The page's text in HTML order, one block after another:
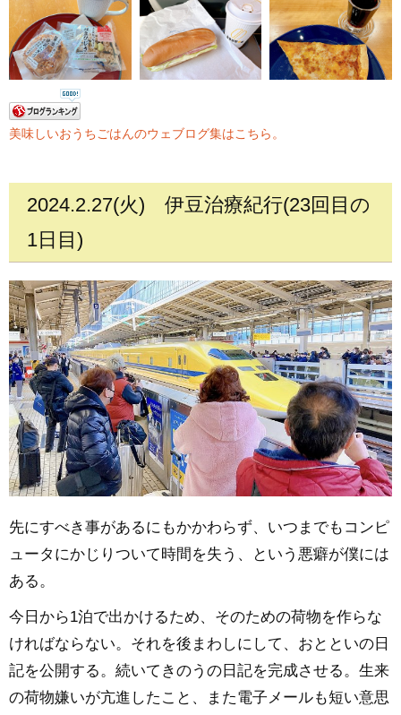
美味しいおうちごはんのウェブログ集はこちら。
2024.2.27(火) 伊豆治療紀行(23回目の
1日目)
先にすべき事があるにもかかわらず、いつまでもコンピ
ュータにかじりついて時間を失う、という悪癖が僕には
ある。
今日から1泊で出かけるため、そのための荷物を作らな
ければならない。それを後まわしにして、おとといの日
記を公開する。続いてきのうの日記を完成させる。生来
の荷物嫌いが亢進したこと、また電子メールも短い意思